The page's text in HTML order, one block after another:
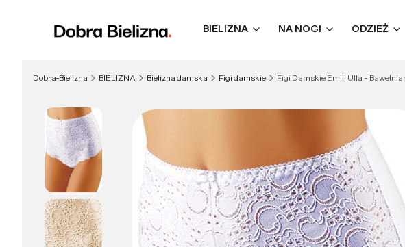
BIELIZNA NA NOGI ODZIEŻ
Dobra-Bielizna BIELIZNA Bielizna damska Figi damskie Figi Damskie Emili Ulla -